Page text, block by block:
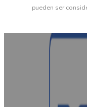
pueden ser